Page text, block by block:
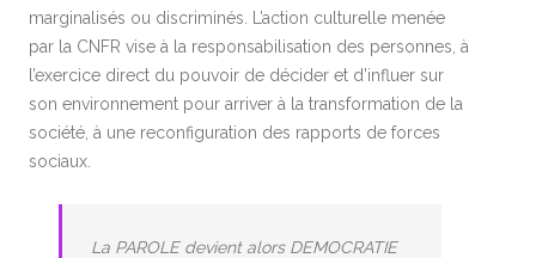
marginalisés ou discriminés. L’action culturelle menée
par la CNFR vise à la responsabilisation des personnes, à
l’exercice direct du pouvoir de décider et d’influer sur
son environnement pour arriver à la transformation de la
société, à une reconfiguration des rapports de forces
sociaux.
La PAROLE devient alors DEMOCRATIE